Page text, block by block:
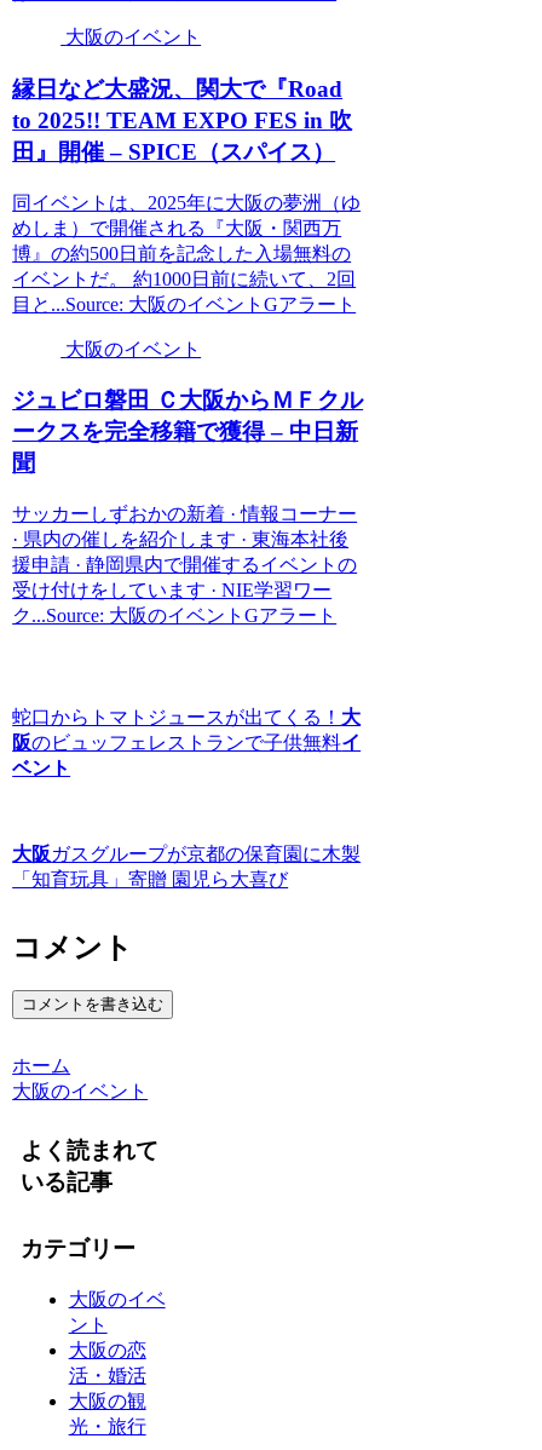
大阪のイベント
縁日など大盛況、関大で『Road
to 2025!! TEAM EXPO FES in 吹
田』開催 – SPICE（スパイス）
同イベントは、2025年に大阪の夢洲（ゆ
めしま）で開催される『大阪・関西万
博』の約500日前を記念した入場無料の
イベントだ。 約1000日前に続いて、2回
目と...Source: 大阪のイベントGアラート
大阪のイベント
ジュビロ磐田 Ｃ大阪からＭＦクル
ークスを完全移籍で獲得 – 中日新
聞
サッカーしずおかの新着 · 情報コーナー
· 県内の催しを紹介します · 東海本社後
援申請 · 静岡県内で開催するイベントの
受け付けをしています · NIE学習ワー
ク...Source: 大阪のイベントGアラート
蛇口からトマトジュースが出てくる！ 大
阪のビュッフェレストランで子供無料イ
ベント
大阪ガスグループが京都の保育園に木製
「知育玩具」寄贈 園児ら大喜び
コメント
コメントを書き込む
ホーム
大阪のイベント
よく読まれて
いる記事
カテゴリー
大阪のイベ
ント
大阪の恋
活・婚活
大阪の観
光・旅行